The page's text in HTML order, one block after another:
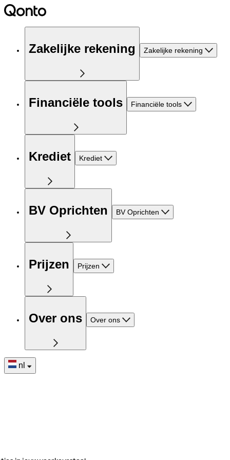
Zakelijke rekening Zakelijke rekening
Financiële tools Financiële tools
Krediet Krediet
BV Oprichten BV Oprichten
Prijzen Prijzen
Over ons Over ons
nl